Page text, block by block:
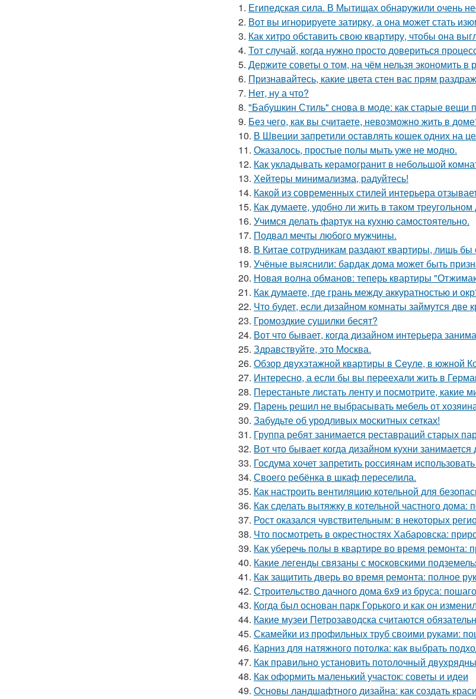
1. Египедская сила. В Мытищах обнаружили очень
2. Вот вы игнорируете затирку, а она может стать
3. Как хитро обставить свою квартиру, чтобы она
4. Тот случай, когда нужно просто довериться
5. Держите советы о том, на чём нельзя экономить в
6. Признавайтесь, какие цвета стен вас прям
7. Нет, ну а что?
8. "Бабушкин Стиль" снова в моде: как старые вещи
9. Без чего, как вы считаете, невозможно жить в
10. В Швеции запретили оставлять кошек одних на
11. Оказалось, простые полы мыть уже не модно.
12. Как укладывать керамогранит в небольшой
13. Хейтеры минимализма, радуйтесь!
14. Какой из современных стилей интерьера
15. Как думаете, удобно ли жить в таком
16. Учимся делать фартук на кухню самостоятельно.
17. Подвал мечты любого мужчины.
18. В Китае сотрудникам раздают квартиры, лишь бы
19. Учёные выяснили: бардак дома может быть
20. Новая волна обманов: теперь квартиры
21. Как думаете, где грань между аккуратностью и
22. Что будет, если дизайном комнаты займутся две
23. Громоздкие сушилки бесят?
24. Вот что бывает, когда дизайном интерьера
25. Здравствуйте, это Москва.
26. Обзор двухэтажной квартиры в Сеуле, в южной
27. Интересно, а если бы вы переехали жить в
28. Перестаньте листать ленту и посмотрите,
29. Парень решил не выбрасывать мебель от
30. Забудьте об уродливых москитных сетках!
31. Группа ребят занимается реставраций старых
32. Вот что бывает когда дизайном кухни занимается
33. Госдума хочет запретить россиянам
34. Своего ребёнка в шкаф переселила.
35. Как настроить вентиляцию котельной для
36. Как сделать вытяжку в котельной частного дома:
37. Рост оказался чувствительным: в некоторых
38. Что посмотреть в окрестностях Хабаровска:
39. Как уберечь полы в квартире во время ремонта:
40. Какие легенды связаны с московскими
41. Как защитить дверь во время ремонта: полное
42. Строительство дачного дома 6х9 из бруса:
43. Когда был основан парк Горького и как он
44. Какие музеи Петрозаводска считаются
45. Скамейки из профильных труб своими руками:
46. Карниз для натяжного потолка: как выбрать
47. Как правильно установить потолочный
48. Как оформить маленький участок: советы и идеи
49. Основы ландшафтного дизайна: как создать